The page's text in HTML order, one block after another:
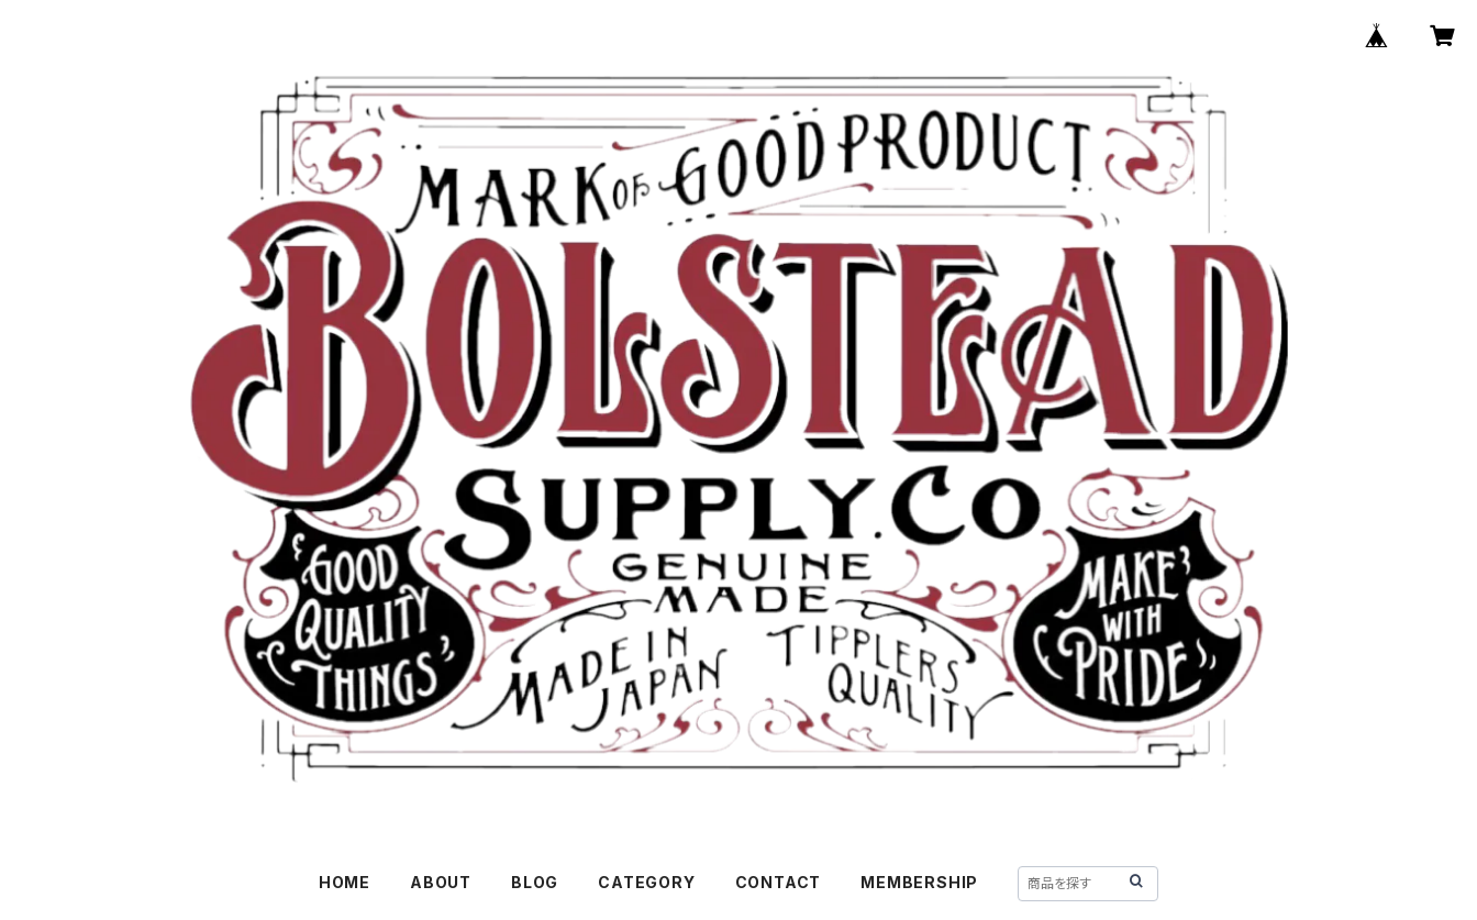
HOME ABOUT BLOG CATEGORY CONTACT MEMBERSHIP